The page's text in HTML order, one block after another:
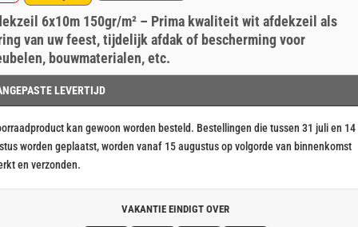
6x10m 150gr/m² – Prima kwaliteit wit afdekzeil als
van uw feest, tijdelijk afdak of bescherming voor
bouwmaterialen, etc.
LEVERTIJD
kan gewoon worden besteld. Bestellingen die tussen 31 juli en 14
worden geplaatst, worden vanaf 15 augustus op volgorde van binnenkomst
en verzonden.
VAKANTIE EINDIGT OVER